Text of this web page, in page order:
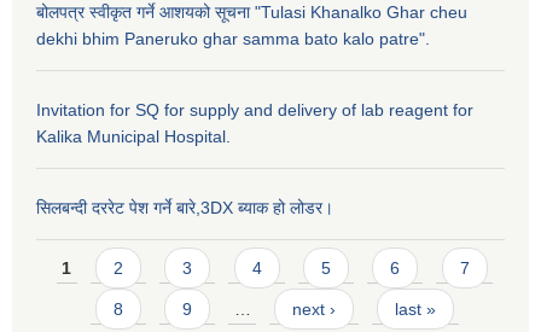
बोलपत्र स्वीकृत गर्ने आशयको सूचना "Tulasi Khanalko Ghar cheu
dekhi bhim Paneruko ghar samma bato kalo patre".
Invitation for SQ for supply and delivery of lab reagent for
Kalika Municipal Hospital.
सिलबन्दी दररेट पेश गर्ने बारे,3DX ब्याक हो लोडर।
Pages
1 2 3 4 5 6 7
8 9 next › last »